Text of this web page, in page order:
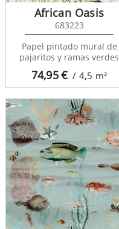
74,95€ / 4,5 m²
African Oasis
683223
Papel pintado mural de
pajaritos y ramas verdes